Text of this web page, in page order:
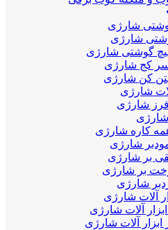
شارژی
شارژی
گوشتی شارژی
کج شارژی
کن شارژی
شارژی
شارژی
همه کاره شارژی
شارژی
بر شارژی
بر شارژی
شارژی
آلات شارژی
آلات شارژی
ابزار آلات شارژی